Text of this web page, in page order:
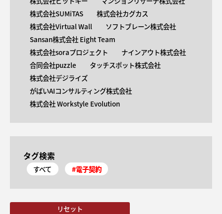
株式会社SUMiTAS
株式会社カグカス
株式会社Virtual Wall
ソフトブレーン株式会社
Sansan株式会社 Eight Team
株式会社soraプロジェクト
ナインアウト株式会社
合同会社puzzle
タッチスポット株式会社
株式会社デジライズ
がばいAIコンサルティング株式会社
株式会社 Workstyle Evolution
タグ検索
すべて #電子契約
リセット